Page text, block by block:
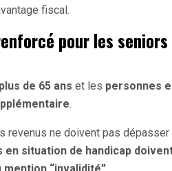
fiscal.
pour les
de 65 ans et les personnes
.
revenus ne doivent pas dépasser
en situation de handicap